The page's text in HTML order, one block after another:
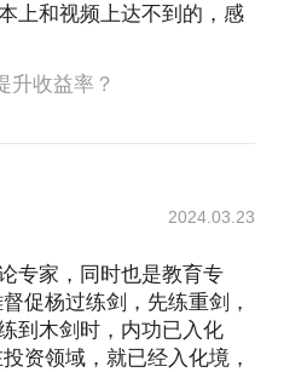
上和视频上达不到的，感
升收益率？
2024.03.23
专家，同时也是教育专
促杨过练剑，先练重剑，
到木剑时，内功已入化
资领域，就已经入化境，